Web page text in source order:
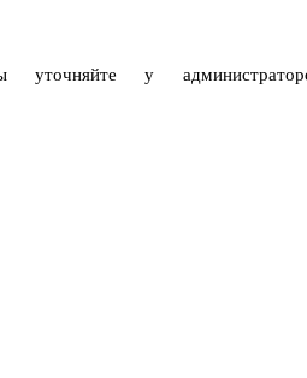
уточняйте у